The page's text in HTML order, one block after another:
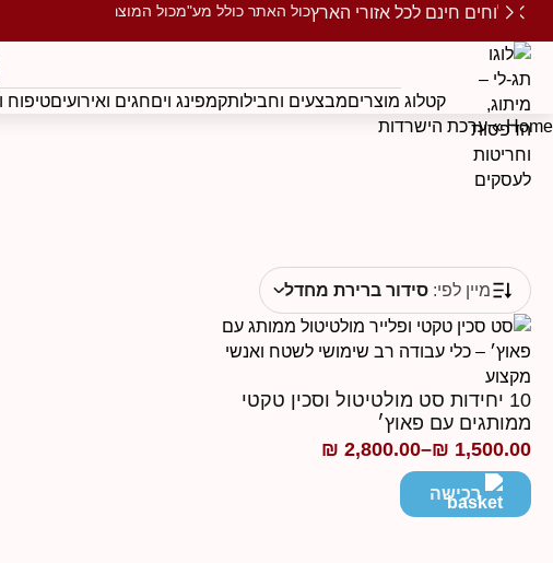
משלוחים חינם לכל אזורי הארץכול האתר כולל מע"מכול המוצרים ממותגים לפי
קטלוג מוצריםמבצעים וחבילותקמפינג ויםחגים ואירועיםטיפוח
Home
»ערכת הישרדות
מיין לפי: סידור ברירת מחדל
10 יחידות סט מולטיטול וסכין טקטי
ממותגים עם פאוץ׳
₪ 1,500.00
–
₪ 2,800.00
טווח
מחירים:רכישה